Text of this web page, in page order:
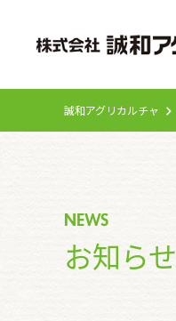
誠和アグリカルチャ
NEWS
お知らせ